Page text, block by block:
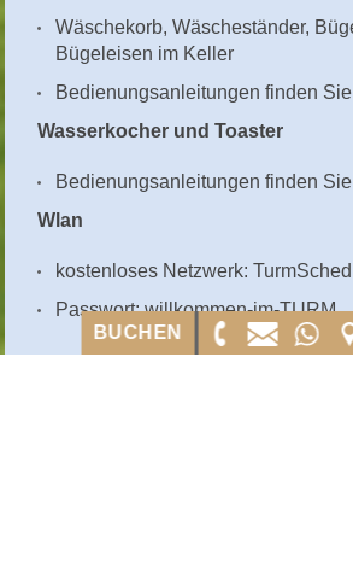
BUCHEN
Wäschekorb, Wäscheständer,
Bügeleisen im Keller
Bedienungsanleitungen finden
Wasserkocher und Toaster
Bedienungsanleitungen finden
Wlan
kostenloses Netzwerk:
Passwort: willkommen-im-TURM
BUCHEN